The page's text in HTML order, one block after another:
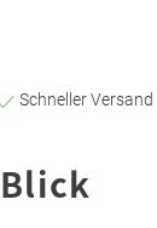
Schneller Versand